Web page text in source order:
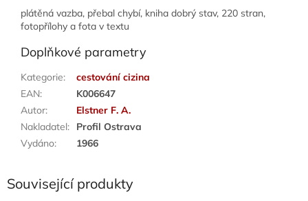
plátěná vazba, přebal chybí, kniha dobrý stav, 220 stran,
fotopřílohy a fota v textu
Doplňkové parametry
Kategorie:
cestování cizina
EAN:
K006647
Autor:
Elstner F. A.
Nakladatel:
Profil Ostrava
Vydáno: 1966
Související produkty